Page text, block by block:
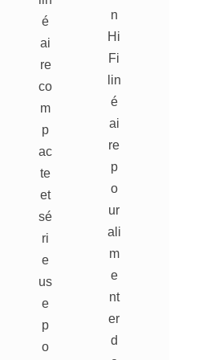
é
ai
re
co
m
p
ac
te
et
sé
ri
e
us
e
p
o
n
Hi
Fi
lin
é
ai
re
p
o
ur
ali
m
e
nt
er
d